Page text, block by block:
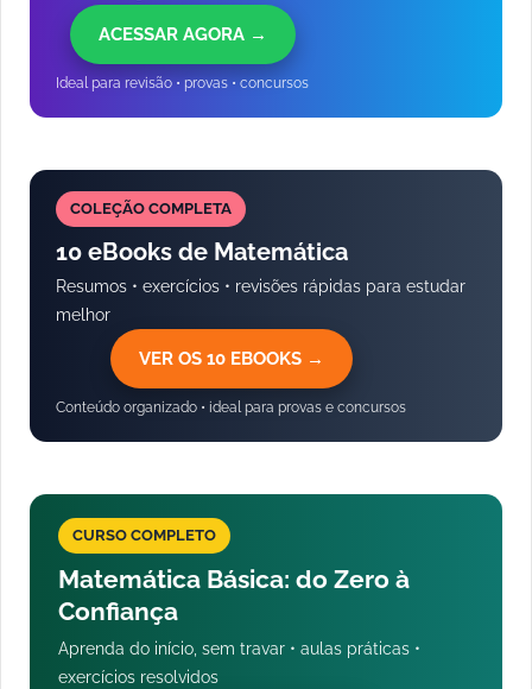
ACESSAR AGORA →
Ideal para revisão • provas • concursos
COLEÇÃO COMPLETA
10 eBooks de Matemática
Resumos • exercícios • revisões rápidas para estudar
melhor
VER OS 10 EBOOKS →
Conteúdo organizado • ideal para provas e concursos
CURSO COMPLETO
Matemática Básica: do Zero à
Confiança
Aprenda do início, sem travar • aulas práticas •
exercícios resolvidos